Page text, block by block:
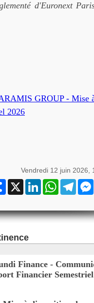
d'Euronext
GROUP - Mise
2026
Vendredi 12 juin 2026,
Partager
X LinkedInWhatsApp
Finance -
Financier